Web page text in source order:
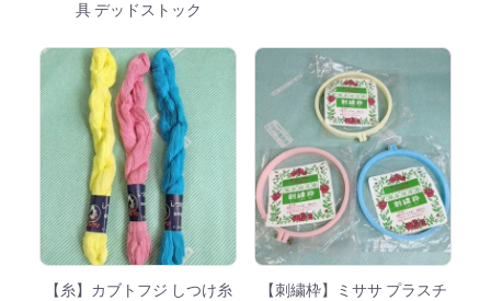
具 デッドストック
【糸】カブトフジ しつけ糸
【刺繍枠】ミササ プラスチ